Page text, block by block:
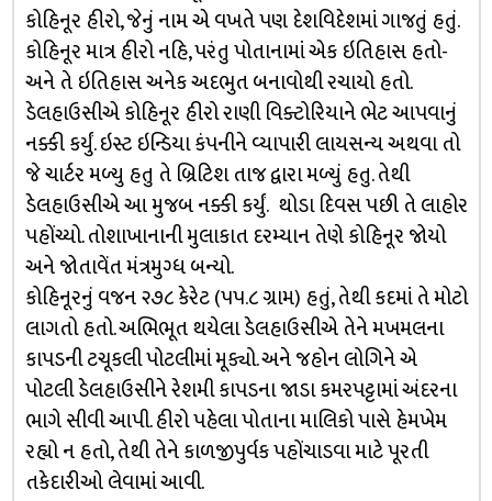
કોહિનૂર હીરો, જેનું નામ એ વખતે પણ દેશવિદેશમાં ગાજતું હતું.
કોહિનૂર માત્ર હીરો નહિ, પરંતુ પોતાનામાં એક ઇતિહાસ હતો-
અને તે ઇતિહાસ અનેક અદભુત બનાવોથી રચાયો હતો.
ડેલહાઉસીએ કોહિનૂર હીરો રાણી વિક્ટોરિયાને ભેટ આપવાનું
નક્કી કર્યું. ઇસ્ટ ઇન્ડિયા કંપનીને વ્યાપારી લાયસન્ય અથવા તો
જે ચાર્ટર મળ્યુ હતુ તે બ્રિટિશ તાજ દ્વારા મળ્યું હતુ. તેથી
ડેલહાઉસીએ આ મુજબ નક્કી કર્યું. થોડા દિવસ પછી તે લાહોર
પહોંચ્યો. તોશાખાનાની મુલાકાત દરમ્યાન તેણે કોહિનૂર જોયો
અને જોતાવેંત મંત્રમુગ્ધ બન્યો.
કોહિનૂરનું વજન ૨૭૮ કેરેટ (૫૫.૮ ગ્રામ) હતું, તેથી કદમાં તે મોટો
લાગતો હતો. અભિભૂત થયેલા ડેલહાઉસીએ તેને મખમલના
કાપડની ટચૂકલી પોટલીમાં મૂક્યો. અને જહોન લોગિને એ
પોટલી ડેલહાઉસીને રેશમી કાપડના જાડા કમરપટ્ટામાં અંદરના
ભાગે સીવી આપી. હીરો પહેલા પોતાના માલિકો પાસે હેમખેમ
રહ્યો ન હતો, તેથી તેને કાળજીપુર્વક પહોંચાડવા માટે પૂરતી
તકેદારીઓ લેવામાં આવી.